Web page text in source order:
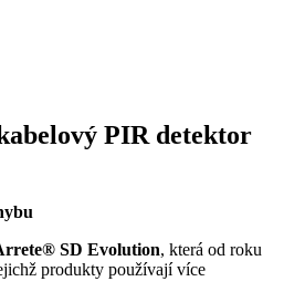
PIR detektor
SD Evolution, která od roku
produkty používají více